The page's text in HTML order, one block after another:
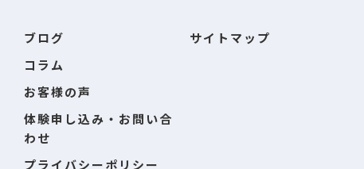
ブログ
コラム
お客様の声
体験申し込み・お問い合
わせ
プライバシーポリシー
サイトマップ